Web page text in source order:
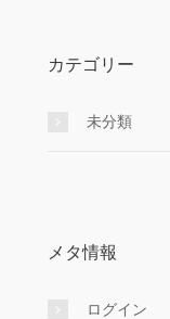
カテゴリー
未分類
メタ情報
ログイン